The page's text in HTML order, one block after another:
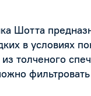
Шотта
в условиях
толченого